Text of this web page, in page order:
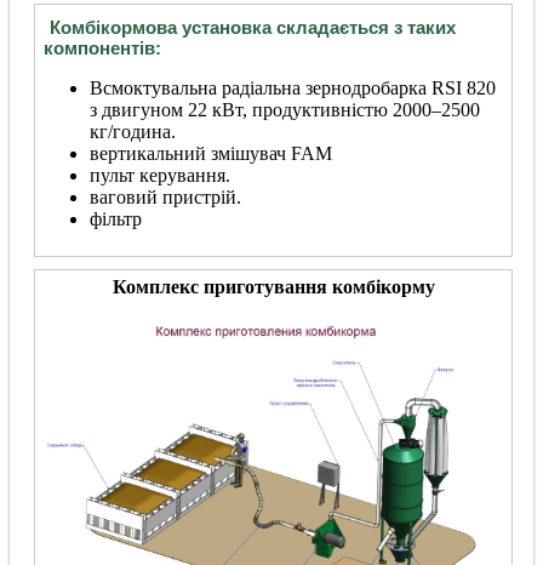
Комбікормова установка складається з таких
компонентів:
Всмоктувальна радіальна зернодробарка RSI 820
з двигуном 22 кВт, продуктивністю 2000–2500
кг/година.
вертикальний змішувач FAM
пульт керування.
ваговий пристрій.
фільтр
Комплекс приготування комбікорму